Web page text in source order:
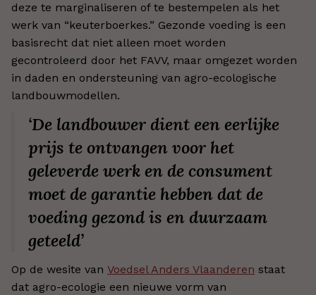
deze te marginaliseren of te bestempelen als het
werk van “keuterboerkes.” Gezonde voeding is een
basisrecht dat niet alleen moet worden
gecontroleerd door het FAVV, maar omgezet worden
in daden en ondersteuning van agro-ecologische
landbouwmodellen.
‘De landbouwer dient een eerlijke
prijs te ontvangen voor het
geleverde werk en de consument
moet de garantie hebben dat de
voeding gezond is en duurzaam
geteeld’
Op de wesite van Voedsel Anders Vlaanderen staat
dat agro-ecologie een nieuwe vorm van